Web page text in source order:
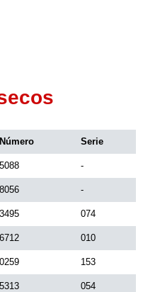
Número Serie
5088 -
8056 -
3495 074
6712 010
0259 153
5313 054